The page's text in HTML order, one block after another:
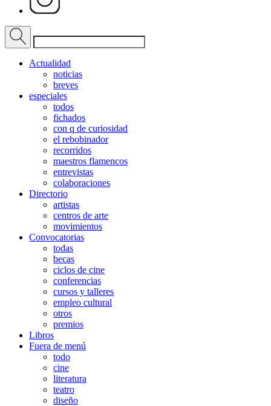
Actualidad
noticias
breves
especiales
todos
fichados
con q de curiosidad
el rebobinador
recorridos
maestros flamencos
entrevistas
colaboraciones
Directorio
artistas
centros de arte
movimientos
Convocatorias
todas
becas
ciclos de cine
conferencias
cursos y talleres
empleo cultural
otros
premios
Libros
Fuera de menú
todo
cine
literatura
teatro
diseño